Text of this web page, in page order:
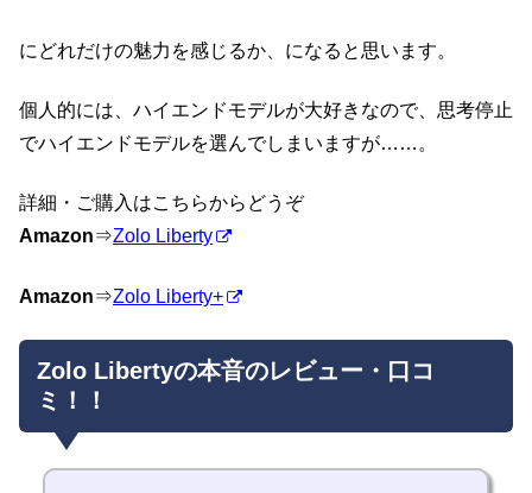
にどれだけの魅力を感じるか、になると思います。
個人的には、ハイエンドモデルが大好きなので、思考停止
でハイエンドモデルを選んでしまいますが……。
詳細・ご購入はこちらからどうぞ
Amazon⇒Zolo Liberty
Amazon⇒Zolo Liberty+
Zolo Libertyの本音のレビュー・口コ
ミ！！